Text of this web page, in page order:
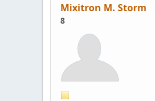
Mixitron M. Storm
8